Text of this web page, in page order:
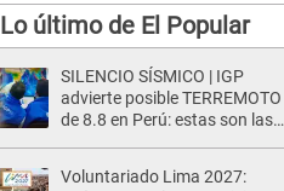
Lo último de El Popular
SILENCIO SÍSMICO | IGP
advierte posible TERREMOTO
de 8.8 en Perú: estas son las
Voluntariado Lima 2027: